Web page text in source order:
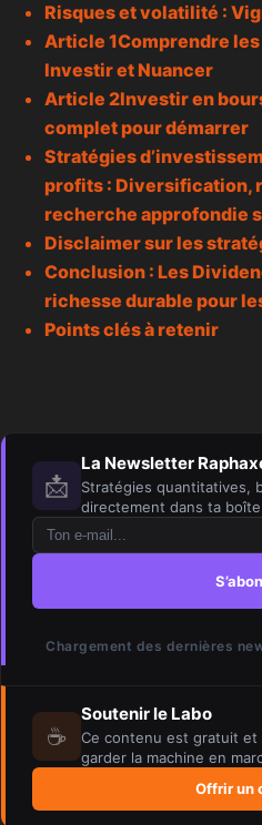
Risques et volatilité :
Article 1Comprendre
Investir et Nuancer
Article 2Investir en
complet pour démarrer
Stratégies
profits : Diversification,
recherche approfondie
Disclaimer sur les
Conclusion : Les
richesse durable pour
Points clés à retenir
📩
La Newsletter
Stratégies quantitatives,
directement dans ta boîte
Chargement des dernières
☕
Soutenir le Labo
Ce contenu est gratuit
garder la machine en
Offrir un